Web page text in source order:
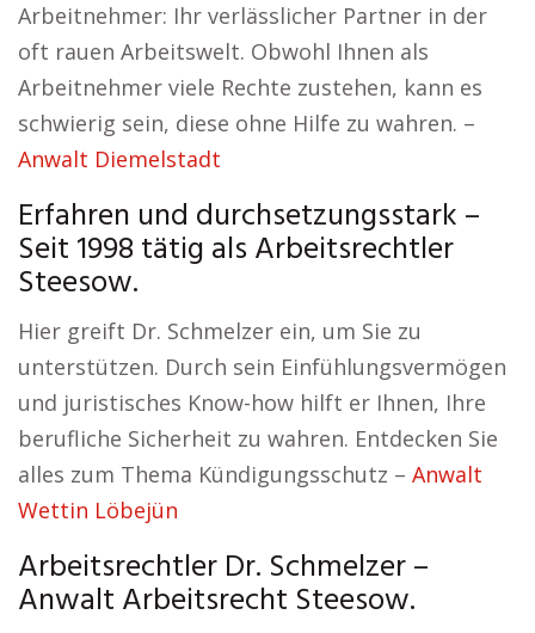
Arbeitnehmer: Ihr verlässlicher Partner in der
oft rauen Arbeitswelt. Obwohl Ihnen als
Arbeitnehmer viele Rechte zustehen, kann es
schwierig sein, diese ohne Hilfe zu wahren. –
Anwalt Diemelstadt
Erfahren und durchsetzungsstark –
Seit 1998 tätig als Arbeitsrechtler
Steesow.
Hier greift Dr. Schmelzer ein, um Sie zu
unterstützen. Durch sein Einfühlungsvermögen
und juristisches Know-how hilft er Ihnen, Ihre
berufliche Sicherheit zu wahren. Entdecken Sie
alles zum Thema Kündigungsschutz – Anwalt
Wettin Löbejün
Arbeitsrechtler Dr. Schmelzer –
Anwalt Arbeitsrecht Steesow.